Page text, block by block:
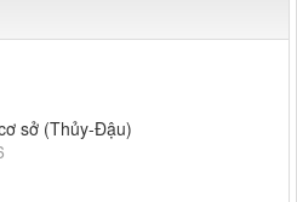
mắc
mắc
lãnh, chỉ đạo phòng,
lãnh, chỉ đạo phòng, chống
sơ bệnh án điện tử
sở (Thủy-Đậu)